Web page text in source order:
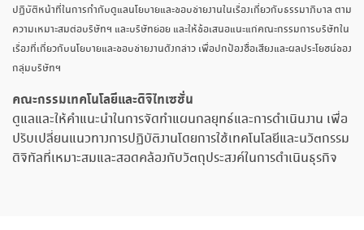
ปฏิบัติหน้าที่ในการกำกับดูแลนโยบายและขอบข่ายงานในเรื่องเกี่ยวกับธรรมาภิบาล ตาม
ความเหมาะสมต่อบริษัทฯ และบริษัทย่อย และให้ข้อเสนอแนะแก่คณะกรรมการบริษัทใน
เรื่องที่เกี่ยวกับนโยบายและขอบข่ายงานดังกล่าว เพื่อปกป้องชื่อเสียงและผลประโยชน์ของ
กลุ่มบริษัทฯ
คณะกรรมเทคโนโลยีและดิจิไทเซชั่น
ดูแลและให้คำแนะนำในการจัดทำแผนกลยุทธ์และการดำเนินงาน เพื่อ
ปรับเปลี่ยนแนวทางการปฏิบัติงานโดยการใช้เทคโนโลยีและนวัตกรรม
ดิจิทัลที่เหมาะสมและสอดคล้องกับวัตถุประสงค์ในการดำเนินธุรกิจ